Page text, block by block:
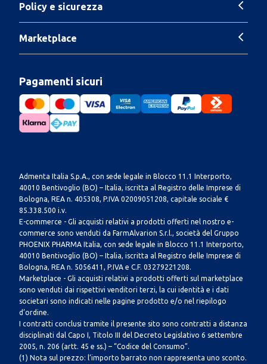
Policy e sicurezza
Marketplace
Pagamenti sicuri
Admenta Italia S.p.A., con sede legale in Blocco 11.1 Interporto,
40010 Bentivoglio (BO) – Italia, iscritta al Registro delle Imprese di
Bologna, REA n. 405308, P.IVA 02009051208, capitale sociale €
85.338.500 i.v.
E-commerce - Gli acquisti relativi a prodotti offerti nel nostro e-
commerce sono venduti da FarmAlvarion S.r.l., società del Gruppo
PHOENIX PHARMA Italia, con sede legale in Blocco 11.1 Interporto,
40010 Bentivoglio (BO) – Italia, iscritta al Registro delle Imprese di
Bologna, REA n. 5056411, P.IVA e C.F. 03279221208.
Marketplace - Gli acquisti relativi a prodotti offerti sul marketplace
sono venduti dai rispettivi venditori terzi, la cui identità e i dati
societari sono indicati nelle pagine prodotto e/o nel riepilogo
d’ordine.
I contratti conclusi tramite il presente sito sono contratti a distanza
disciplinati dal Capo I, Titolo III del Decreto Legislativo 6 settembre
2005, n. 206 (artt. 45 e ss.) – “Codice del Consumo”.
(1) Nota sul prezzo: l’importo barrato non rappresenta uno sconto.